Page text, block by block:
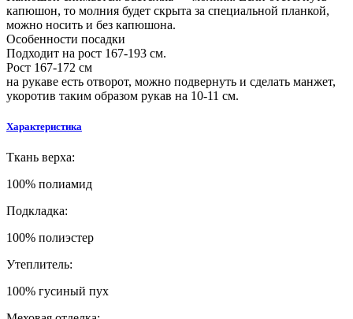
капюшон, то молния будет скрыта за специальной планкой,
можно носить и без капюшона.
Особенности посадки
Подходит на рост 167-193 см.
Рост 167-172 см
на рукаве есть отворот, можно подвернуть и сделать манжет,
укоротив таким образом рукав на 10-11 см.
Характеристика
Ткань верха:
100% полиамид
Подкладка:
100% полиэстер
Утеплитель:
100% гусиный пух